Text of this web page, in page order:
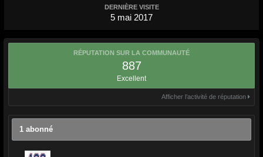
DERNIÈRE VISITE
5 mai 2017
RÉPUTATION SUR LA COMMUNAUTÉ
887
Excellent
Afficher l’activité de réputation
1 abonné